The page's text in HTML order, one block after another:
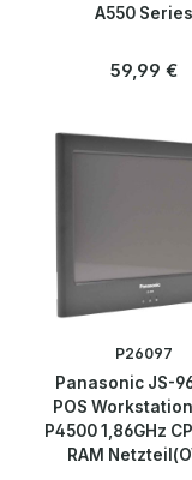
A550 Series
Regulärer
59,99 €
P26097
Panasonic JS-
POS
P4500 1,86GHz
RAM